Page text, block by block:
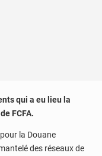
qui a eu lieu la
FCFA.
la Douane
des réseaux de